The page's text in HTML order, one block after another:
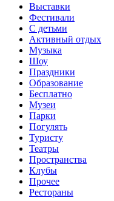
Выставки
Фестивали
С детьми
Активный отдых
Музыка
Шоу
Праздники
Образование
Бесплатно
Музеи
Парки
Погулять
Туристу
Театры
Пространства
Клубы
Прочее
Рестораны